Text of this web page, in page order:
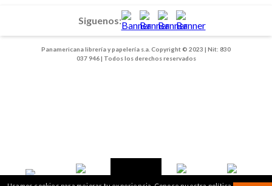
Panamericana librería y papelería s.a. Copyright © 2023 | Nit: 830
037 946 | Todos los derechos reservados
Siguenos: